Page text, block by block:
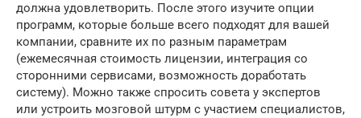
должна удовлетворить. После этого изучите опции
программ, которые больше всего подходят для вашей
компании, сравните их по разным параметрам
(ежемесячная стоимость лицензии, интеграция со
сторонними сервисами, возможность доработать
систему). Можно также спросить совета у экспертов
или устроить мозговой штурм с участием специалистов,